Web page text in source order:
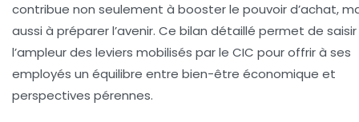
contribue non seulement à booster le pouvoir d’achat,
aussi à préparer l’avenir. Ce bilan détaillé permet de saisir
l’ampleur des leviers mobilisés par le CIC pour offrir à ses
employés un équilibre entre bien-être économique et
perspectives pérennes.